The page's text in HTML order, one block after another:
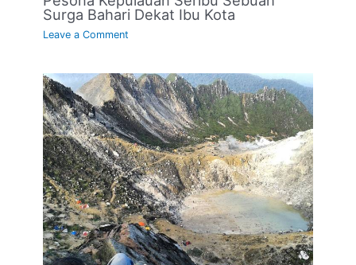
Surga Bahari Dekat Ibu Kota
Leave a Comment